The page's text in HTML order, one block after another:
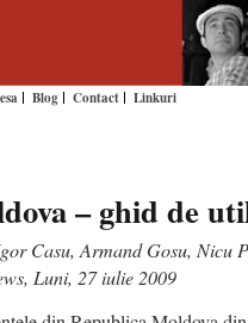
Blog Contact Linkuri
– ghid de
Casu, Armand Gosu, Nicu
Luni, 27 iulie 2009